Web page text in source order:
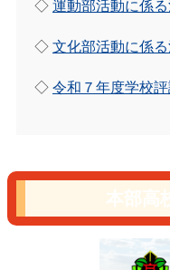
◇ 運動部活動に係
◇ 文化部活動に係
◇ 令和７年度学校